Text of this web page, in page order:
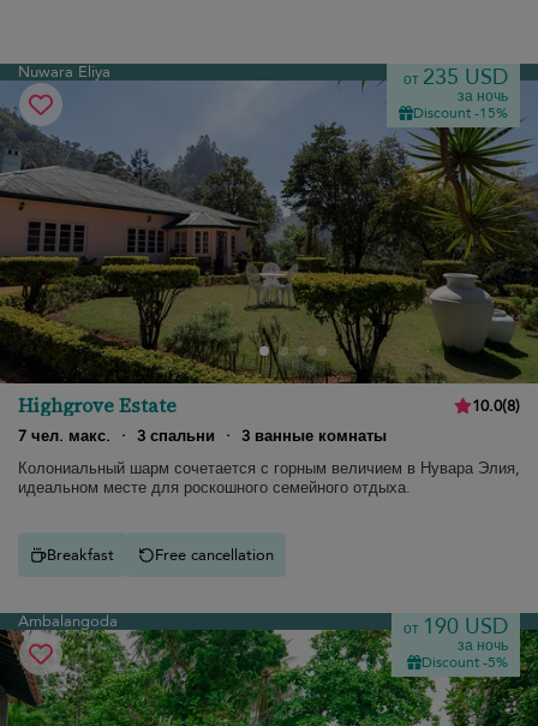
Nuwara Eliya от 235 USD
за ночь
Discount -15%
Highgrove Estate 10.0(8)
7 чел. макс.
· 3 спальни · 3 ванные комнаты
Колониальный шарм сочетается с горным величием в Нувара Элия,
идеальном месте для роскошного семейного отдыха.
Breakfast Free cancellation
Ambalangoda от 190 USD
за ночь
Discount -5%